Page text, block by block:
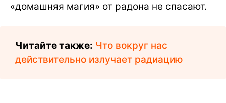
«домашняя магия» от радона не спасают.
Читайте также: Что вокруг нас
действительно излучает радиацию